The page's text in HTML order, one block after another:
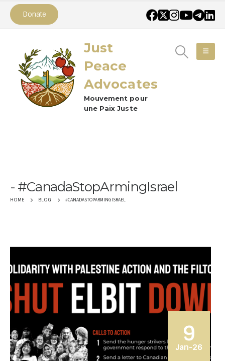
Donate
Just
Peace
Advocates
Mouvement pour
une Paix Juste
#CanadaStopArmingIsrael
HOME BLOG #CANADASTOPARMINGISRAEL
9
Jan-26